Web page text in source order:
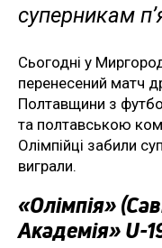
суперникам
Сьогодні у
перенесений матч
Полтавщини з
та полтавською
Олімпійці забили
виграли.
«Олімпія»
Академія» U-